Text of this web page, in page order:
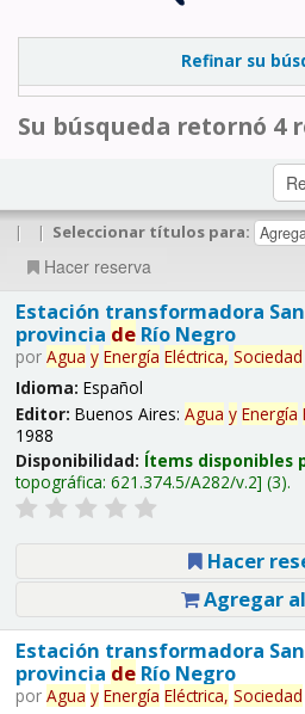
Refinar su
Su búsqueda retornó 4
| | Seleccionar títulos para:
Hacer reserva
Estación transformadora
provincia deRío Negro
por Agua y Energía Eléctrica, Sociedad
Idioma: Español
Editor: Buenos Aires: Agua y Energía
1988
Disponibilidad: Ítems disponibles
topográfica: 621.374.5/A282/v.2 (3).
Hacer
Agregar
Estación transformadora
provincia deRío Negro
por Agua y Energía Eléctrica, Sociedad